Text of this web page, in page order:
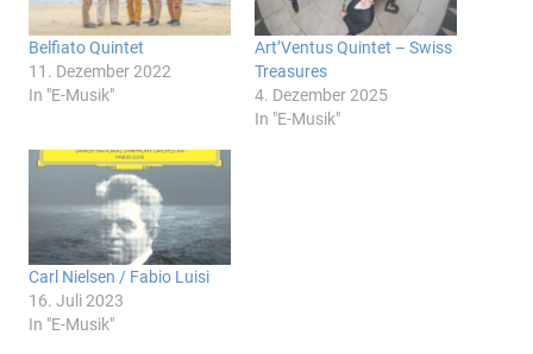
Belfiato Quintet
11. Dezember 2022
In "E-Musik"
Art’Ventus Quintet – Swiss
Treasures
4. Dezember 2025
In "E-Musik"
Carl Nielsen / Fabio Luisi
16. Juli 2023
In "E-Musik"